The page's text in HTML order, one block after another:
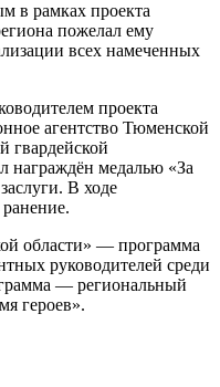
в рамках проекта
пожелал ему
всех намеченных
проекта
агентство Тюменской
гвардейской
награждён медалью «За
В ходе
области» — программа
руководителей среди
— региональный
героев».